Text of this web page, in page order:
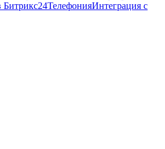
ТелефонияИнтеграция с